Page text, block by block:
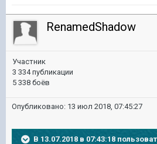
RenamedShadow
Участник
3 334 публикации
5 338 боёв
Опубликовано: 13 июл 2018, 07:45:27
В 13.07.2018 в 07:43:18